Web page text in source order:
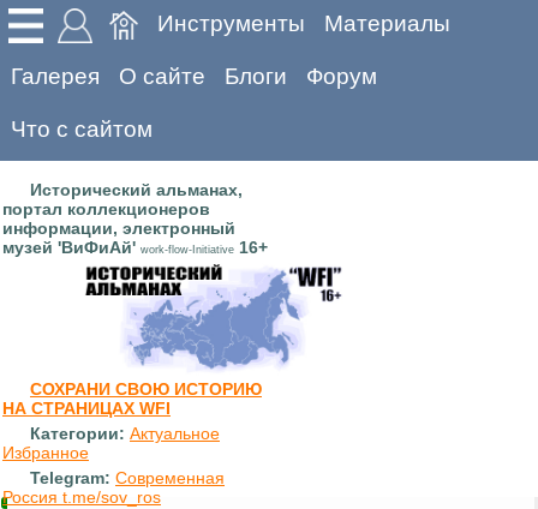
Инструменты Материалы
Галерея О сайте Блоги Форум
Что с сайтом
Исторический альманах,
портал коллекционеров
информации, электронный
музей 'ВиФиАй' work-flow-Initiative 16+
СОХРАНИ СВОЮ ИСТОРИЮ
НА СТРАНИЦАХ WFI
Категории: Актуальное
Избранное
Telegram: Современная
Россия t.me/sov_ros